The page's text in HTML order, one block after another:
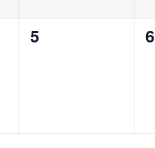
0
5
0
6